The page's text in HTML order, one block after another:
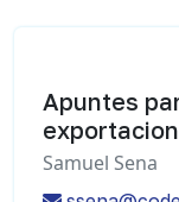
Apuntes
Samuel Sena